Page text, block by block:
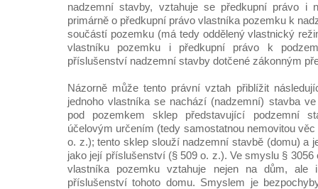
nadzemní stavby, vztahuje se předkupní právo i
primárně o předkupní právo vlastníka pozemku k
součástí pozemku (má tedy oddělený vlastnický
vlastníku pozemku i předkupní právo k
příslušenství nadzemní stavby dotčené zákonným
Názorně může tento právní vztah přiblížit
jednoho vlastníka se nachází (nadzemní) stavba
pod pozemkem sklep představující podzemní
účelovým určením (tedy samostatnou nemovitou
o. z.); tento sklep slouží nadzemní stavbě (domu) a
jako její příslušenství (§ 509 o. z.). Ve smyslu §
vlastníka pozemku vztahuje nejen na dům,
příslušenství tohoto domu. Smyslem je